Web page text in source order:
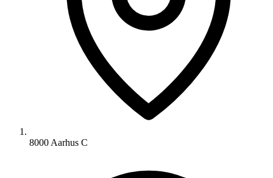
8000 Aarhus C